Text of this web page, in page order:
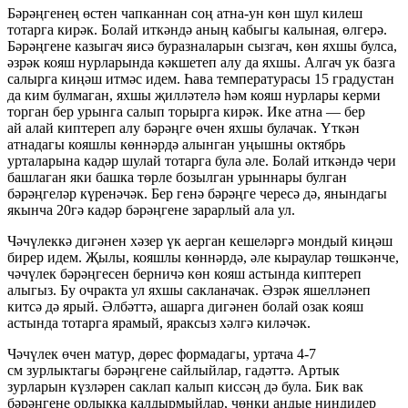
Бәрәңгенең өстен чапканнан соң атна-ун көн шул килеш
тотарга кирәк. Болай иткәндә аның кабыгы калыная, өлгерә.
Бәрәңгене казыгач яисә буразналарын сызгач, көн яхшы булса,
әзрәк кояш нурларында кәкшетеп алу да яхшы. Алгач ук базга
салырга киңәш итмәс идем. Һава температурасы 15 градустан
да ким булмаган, яхшы җилләтелә һәм кояш нурлары керми
торган бер урынга салып торырга кирәк. Ике атна — бер
ай алай киптереп алу бәрәңге өчен яхшы булачак. Үткән
атнадагы кояшлы көннәрдә алынган уңышны октябрь
урталарына кадәр шулай тотарга була әле. Болай иткәндә чери
башлаган яки башка төрле бозылган урыннары булган
бәрәңгеләр күренәчәк. Бер генә бәрәңге чересә дә, янындагы
якынча 20гә кадәр бәрәңгене зарарлый ала ул.
Чәчүлеккә дигәнен хәзер үк аерган кешеләргә мондый киңәш
бирер идем. Җылы, кояшлы көннәрдә, әле кыраулар төшкәнче,
чәчүлек бәрәңгесен берничә көн кояш астында киптереп
алыгыз. Бу очракта ул яхшы сакланачак. Әзрәк яшелләнеп
китсә дә ярый. Әлбәттә, ашарга дигәнен болай озак кояш
астында тотарга ярамый, яраксыз хәлгә киләчәк.
Чәчүлек өчен матур, дөрес формадагы, уртача 4-7
см зурлыктагы бәрәңгене сайлыйлар, гадәттә. Артык
зурларын күзләрен саклап калып киссәң дә була. Бик вак
бәрәңгене орлыкка калдырмыйлар, чөнки андые ниндидер